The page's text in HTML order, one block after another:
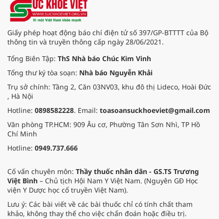
Giấy phép hoạt động báo chí điện tử số 397/GP-BTTTT của Bộ
thông tin và truyền thông cấp ngày 28/06/2021.
Tổng Biên Tập: ThS Nhà báo Chúc Kim Vinh
Tổng thư ký tòa soạn: Nhà báo Nguyễn Khải
Trụ sở chính: Tầng 2, Căn 03NV03, khu đô thị Lideco, Hoài Đức
, Hà Nội
Hotline: 0898582228. Email: toasoansuckhoeviet@gmail.com
Văn phòng TP.HCM: 909 Âu cơ, Phường Tân Sơn Nhì, TP Hồ
Chí Minh
Hotline: 0949.737.666
Cố vấn chuyên môn: Thầy thuốc nhân dân - GS.TS Trương
Việt Bình – Chủ tịch Hội Nam Y Việt Nam. (Nguyên GĐ Học
viện Y Dược học cổ truyền Việt Nam).
Lưu ý: Các bài viết về các bài thuốc chỉ có tính chất tham
khảo, không thay thế cho việc chẩn đoán hoặc điều trị.